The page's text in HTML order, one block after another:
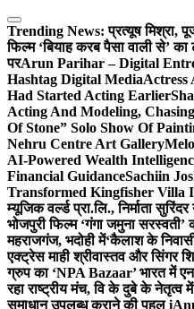
Skip
to
content
Trending News: प्रत्यूष मिश्रा,
फिल्म ‘बियाह करब पैसा वाली से’
परArun Parihar – Digital
Hashtag Digital MediaActress
Had Started Acting Earlier
Acting And Modeling,
Of Stone” Solo Show Of
Nehru Centre Art Gallery
AI-Powered Wealth
Financial GuidanceSachiin
Transformed Kingfisher Villa
म्यूजिक वर्ल्ड प्रा.लि., निर्माता
भोजपुरी फिल्म ‘गंगा जमुना
महराजगंज, भदोही में‘कैलाश के
एक्ट्रेस माही श्रीवास्तव और सिंगर
ग्रुप का ‘NPA Bazaar’ भारत में
रहा राष्ट्रीय मंच, वि के दुबे के नेतृत्व
समाधान उपलब्ध कराने की पहल i